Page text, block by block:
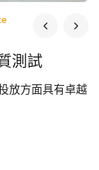
測試
放方面具有卓越